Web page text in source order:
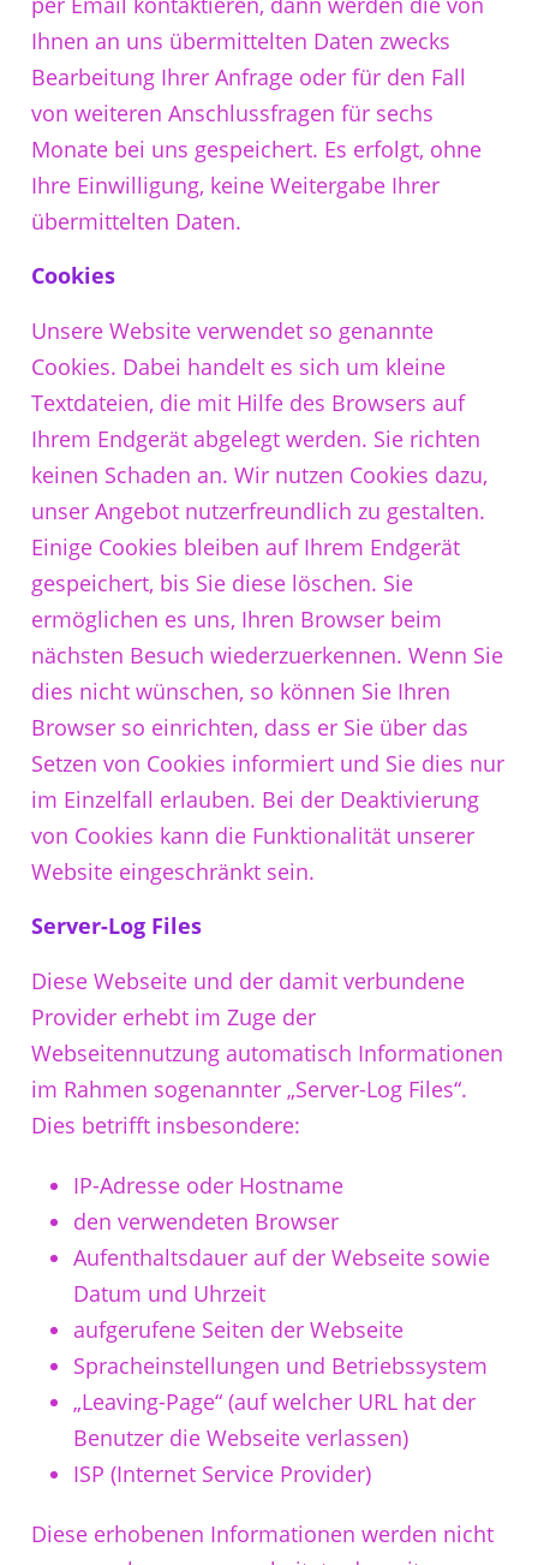
Ihnen an uns übermittelten Daten zwecks
Bearbeitung Ihrer Anfrage oder für den Fall
von weiteren Anschlussfragen für sechs
Monate bei uns gespeichert. Es erfolgt, ohne
Ihre Einwilligung, keine Weitergabe Ihrer
übermittelten Daten.
Cookies
Unsere Website verwendet so genannte
Cookies. Dabei handelt es sich um kleine
Textdateien, die mit Hilfe des Browsers auf
Ihrem Endgerät abgelegt werden. Sie richten
keinen Schaden an. Wir nutzen Cookies dazu,
unser Angebot nutzerfreundlich zu gestalten.
Einige Cookies bleiben auf Ihrem Endgerät
gespeichert, bis Sie diese löschen. Sie
ermöglichen es uns, Ihren Browser beim
nächsten Besuch wiederzuerkennen. Wenn Sie
dies nicht wünschen, so können Sie Ihren
Browser so einrichten, dass er Sie über das
Setzen von Cookies informiert und Sie dies nur
im Einzelfall erlauben. Bei der Deaktivierung
von Cookies kann die Funktionalität unserer
Website eingeschränkt sein.
Server-Log Files
Diese Webseite und der damit verbundene
Provider erhebt im Zuge der
Webseitennutzung automatisch Informationen
im Rahmen sogenannter „Server-Log Files“.
Dies betrifft insbesondere:
IP-Adresse oder Hostname
den verwendeten Browser
Aufenthaltsdauer auf der Webseite sowie
Datum und Uhrzeit
aufgerufene Seiten der Webseite
Spracheinstellungen und Betriebssystem
„Leaving-Page“ (auf welcher URL hat der
Benutzer die Webseite verlassen)
ISP (Internet Service Provider)
Diese erhobenen Informationen werden nicht